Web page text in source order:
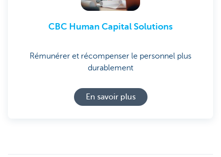
CBC Human Capital Solutions
Rémunérer et récompenser le personnel plus
durablement
En savoir plus